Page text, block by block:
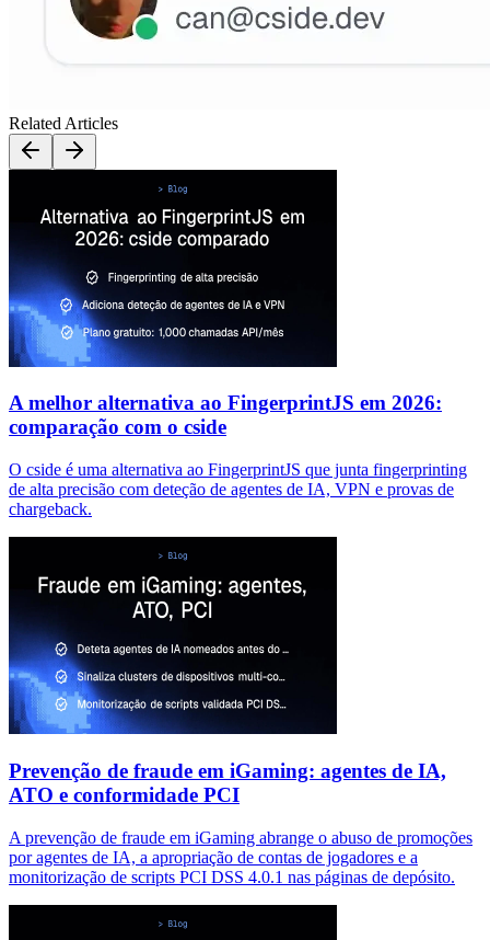
Related Articles
A melhor alternativa ao FingerprintJS em 2026:
comparação com o cside
O cside é uma alternativa ao FingerprintJS que junta fingerprinting
de alta precisão com deteção de agentes de IA, VPN e provas de
chargeback.
Prevenção de fraude em iGaming: agentes de IA,
ATO e conformidade PCI
A prevenção de fraude em iGaming abrange o abuso de promoções
por agentes de IA, a apropriação de contas de jogadores e a
monitorização de scripts PCI DSS 4.0.1 nas páginas de depósito.